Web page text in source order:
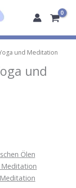
und Meditation
und
Ölen